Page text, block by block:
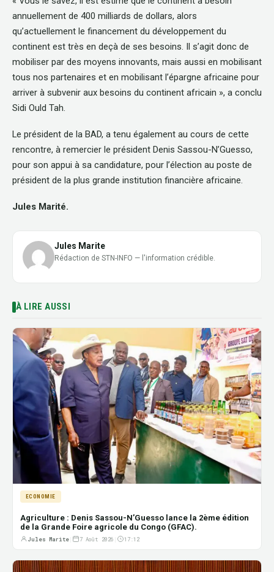
annuellement de 400 milliards de dollars, alors
qu’actuellement le financement du développement du
continent est très en deçà de ses besoins. Il s’agit donc de
mobiliser par des moyens innovants, mais aussi en mobilisant
tous nos partenaires et en mobilisant l’épargne africaine pour
arriver à subvenir aux besoins du continent africain », a conclu
Sidi Ould Tah.
Le président de la BAD, a tenu également au cours de cette
rencontre, à remercier le président Denis Sassou-N’Guesso,
pour son appui à sa candidature, pour l’élection au poste de
président de la plus grande institution financière africaine.
Jules Marité.
Jules Marite
Rédaction de STN-INFO — l'information crédible.
À LIRE AUSSI
ECONOMIE
Agriculture : Denis Sassou-N’Guesso lance la 2ème édition
de la Grande Foire agricole du Congo (GFAC).
Jules Marite 7 Août 2026 17:12